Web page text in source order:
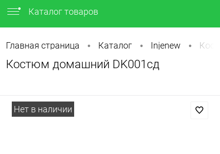
Каталог товаров
Главная страница • Каталог • Injenew •
Костюм домашний DK001сд
Нет в наличии